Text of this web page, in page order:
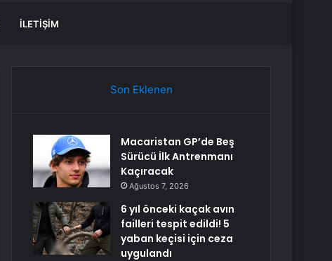
İLETIŞIM
Son Eklenen
Macaristan GP’de Beş
Sürücü İlk Antrenmanı
Kaçıracak
Ağustos 7, 2026
6 yıl önceki kaçak avın
failleri tespit edildi! 5
yaban keçisi için ceza
uygulandı